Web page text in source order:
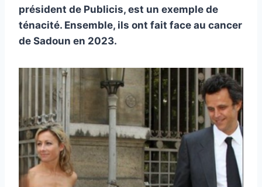
président de Publicis, est un exemple de
ténacité. Ensemble, ils ont fait face au cancer
de Sadoun en 2023.